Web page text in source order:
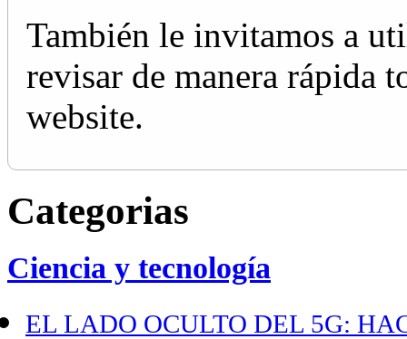
También le invitamos a
revisar de manera rápida
website.
Categorias
Ciencia y tecnología
EL LADO OCULTO DEL 5G: